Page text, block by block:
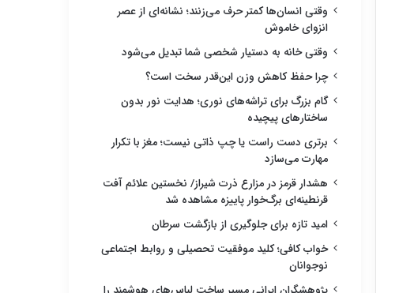
وقتی انسان‌ها کمتر حرف می‌زنند؛ نشانه‌ای از عصر
انزوای خاموش
وقتی خانه به دستیار شخصی شما تبدیل می‌شود
چرا حفظ کاهش وزن این‌قدر سخت است؟
گام بزرگ برای تراشه‌های نوری؛ هدایت نور بدون
ساختارهای پیچیده
برتری دست راست یا چپ ذاتی نیست؛ مغز با تکرار
مهارت می‌سازد
هشدار قرمز در مزارع ذرت شیراز/ نخستین علائم آفت
قرنطینه‌ای برگ‌خوار پاییزه مشاهده شد
امید تازه برای جلوگیری از بازگشت سرطان
خواب کافی؛ کلید موفقیت تحصیلی و روابط اجتماعی
نوجوانان